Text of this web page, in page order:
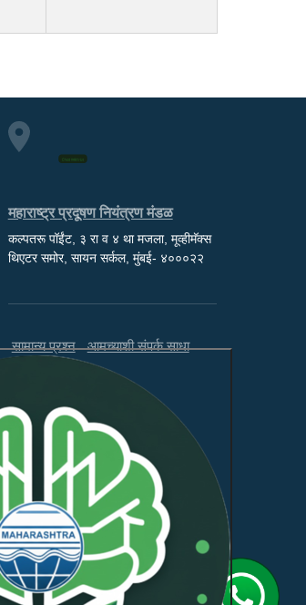
महाराष्ट्र प्रदूषण नियंत्रण मंडळ
कल्पतरू पॉईंट, ३ रा व ४ था मजला, मूव्हीमॅक्स
थिएटर समोर, सायन सर्कल, मुंबई- ४०००२२
सामान्य प्रश्न आमच्याशी संपर्क साधा
ही वेबसाइट WCAG 2.1 लेव्हल AA
आणि GIGW 3.0 चे पालन करते.